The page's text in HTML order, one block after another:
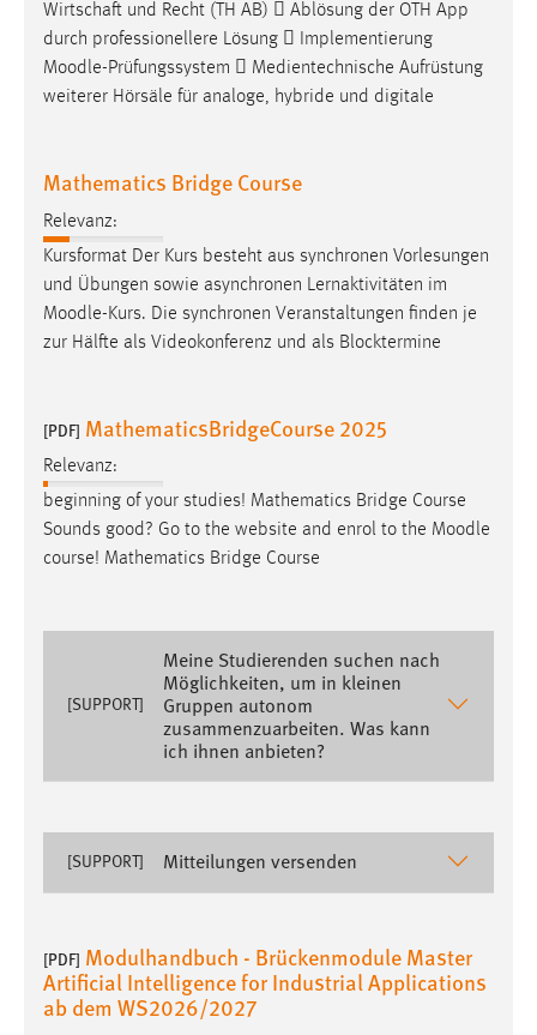
Wirtschaft und Recht (TH AB)  Ablösung der OTH App
durch professionellere Lösung  Implementierung
Moodle-Prüfungssystem  Medientechnische Aufrüstung
weiterer Hörsäle für analoge, hybride und digitale
Mathematics Bridge Course
Relevanz:
Kursformat Der Kurs besteht aus synchronen Vorlesungen
und Übungen sowie asynchronen Lernaktivitäten im
Moodle-Kurs. Die synchronen Veranstaltungen finden je
zur Hälfte als Videokonferenz und als Blocktermine
[PDF] MathematicsBridgeCourse 2025
Relevanz:
beginning of your studies! Mathematics Bridge Course
Sounds good? Go to the website and enrol to the Moodle
course! Mathematics Bridge Course
[SUPPORT]
Meine Studierenden suchen nach
Möglichkeiten, um in kleinen
Gruppen autonom
zusammenzuarbeiten. Was kann
ich ihnen anbieten?
[SUPPORT] Mitteilungen versenden
[PDF] Modulhandbuch - Brückenmodule Master
Artificial Intelligence for Industrial Applications
ab dem WS2026/2027